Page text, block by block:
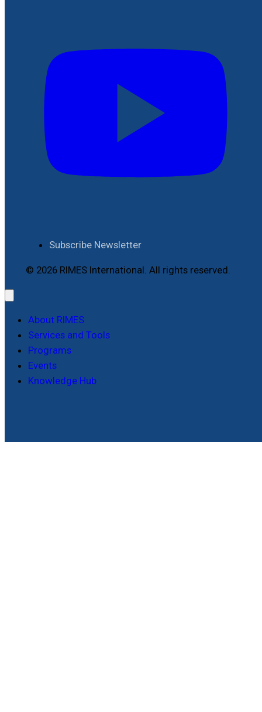
Subscribe Newsletter
© 2026 RIMES International. All rights reserved.
About RIMES
Services and Tools
Programs
Events
Knowledge Hub